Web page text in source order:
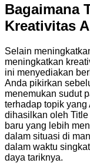
Bagaimana
Kreativitas
Selain
meningkatkan
ini menyediakan
Anda pikirkan
menemukan sudut
terhadap topik
dihasilkan oleh
baru yang lebih
dalam situasi di
dalam waktu
daya tariknya.